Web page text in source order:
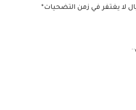
لا يغتفر في زمن التضحيات*